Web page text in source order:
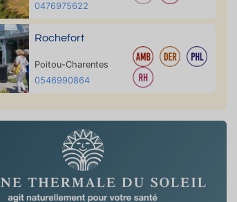
0476975622
Rochefort
Poitou-Charentes
0546990864